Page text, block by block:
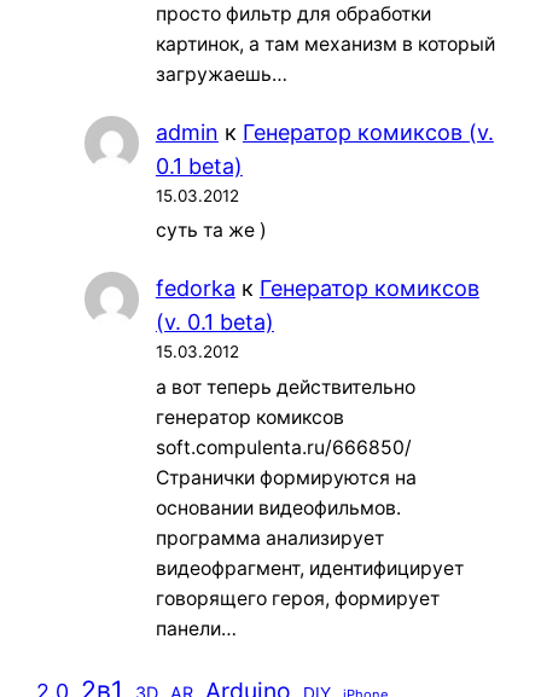
просто фильтр для обработки
картинок, а там механизм в который
загружаешь…
admin к Генератор комиксов (v.
0.1 beta)
15.03.2012
суть та же )
fedorka к Генератор комиксов
(v. 0.1 beta)
15.03.2012
а вот теперь действительно
генератор комиксов
soft.compulenta.ru/666850/
Странички формируются на
основании видеофильмов.
программа анализирует
видеофрагмент, идентифицирует
говорящего героя, формирует
панели…
2.0 2в1 Arduino